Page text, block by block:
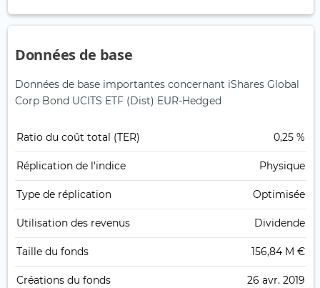
Données de base
Données de base importantes concernant iShares Global
Corp Bond UCITS ETF (Dist) EUR-Hedged
Ratio du coût total (TER) 0,25 %
Réplication de l'indice Physique
Type de réplication Optimisée
Utilisation des revenus Dividende
Taille du fonds 156,84 M €
Créations du fonds 26 avr. 2019